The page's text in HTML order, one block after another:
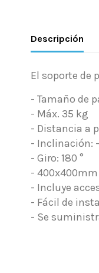
Descripción
El soporte de
- Tamaño de
- Máx. 35 kg
- Distancia a
- Inclinación: -
- Giro: 180 °
-
- Incluye
- Fácil de
- Se